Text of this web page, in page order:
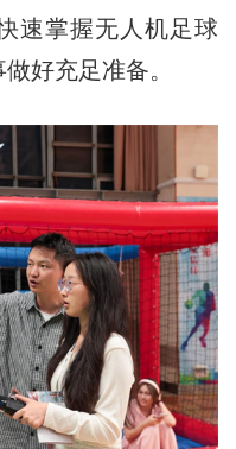
速掌握无人机足球
好充足准备。